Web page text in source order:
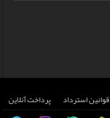
قوانین استرداد پرداخت آنلاین